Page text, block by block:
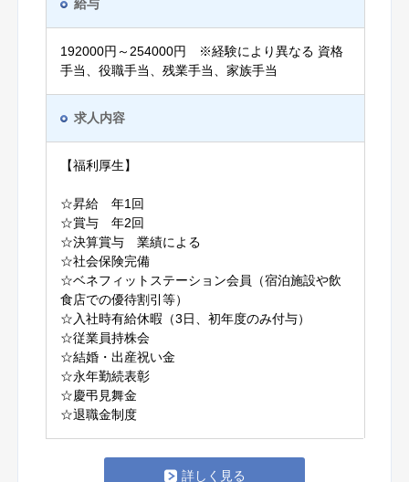
給与
192000円～254000円 ※経験により異なる 資格
手当、役職手当、残業手当、家族手当
求人内容
【福利厚生】
☆昇給 年1回
☆賞与 年2回
☆決算賞与 業績による
☆社会保険完備
☆ベネフィットステーション会員（宿泊施設や飲
食店での優待割引等）
☆入社時有給休暇（3日、初年度のみ付与）
☆従業員持株会
☆結婚・出産祝い金
☆永年勤続表彰
☆慶弔見舞金
☆退職金制度
詳しく見る